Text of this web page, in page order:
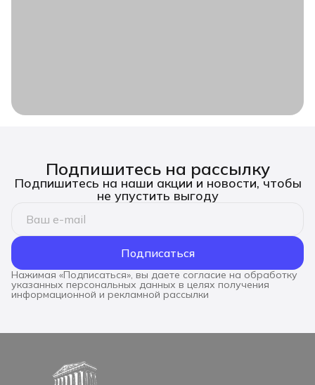
Подпишитесь на рассылку
Подпишитесь на наши акции и новости, чтобы
не упустить выгоду
Подписаться
Нажимая «Подписаться», вы даете согласие на обработку
указанных персональных данных в целях получения
информационной и рекламной рассылки